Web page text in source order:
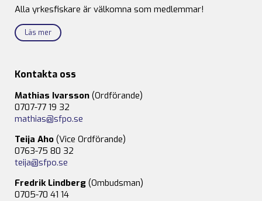
Alla yrkesfiskare är välkomna som medlemmar!
Läs mer
Kontakta oss
Mathias Ivarsson (Ordförande)
0707-77 19 32
mathias@sfpo.se
Teija Aho (Vice Ordförande)
0763-75 80 32
teija@sfpo.se
Fredrik Lindberg (Ombudsman)
0705-70 41 14